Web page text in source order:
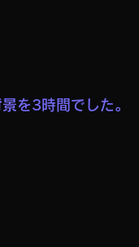
を3時間でした。